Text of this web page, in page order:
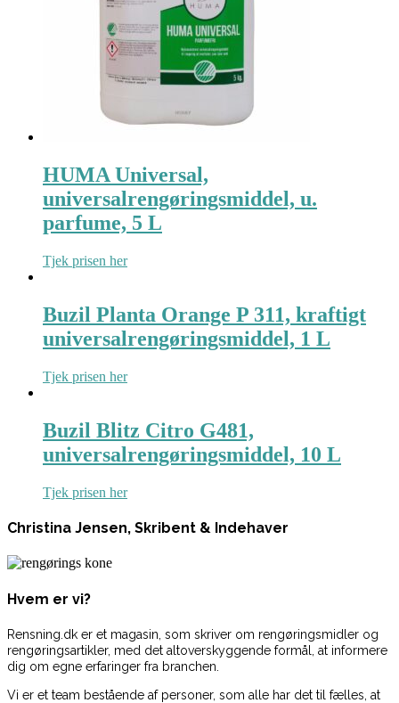
HUMA Universal,
universalrengøringsmiddel, u.
parfume, 5 L
Tjek prisen her
Buzil Planta Orange P 311, kraftigt
universalrengøringsmiddel, 1 L
Tjek prisen her
Buzil Blitz Citro G481,
universalrengøringsmiddel, 10 L
Tjek prisen her
Christina Jensen, Skribent & Indehaver
Hvem er vi?
Rensning.dk er et magasin, som skriver om rengøringsmidler og
rengøringsartikler, med det altoverskyggende formål, at informere
dig om egne erfaringer fra branchen.
Vi er et team bestående af personer, som alle har det til fælles, at